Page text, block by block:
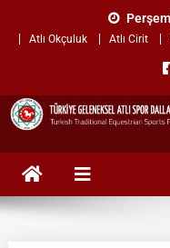
Atlı Okçuluk Atlı Cirit
TÜRKİYE